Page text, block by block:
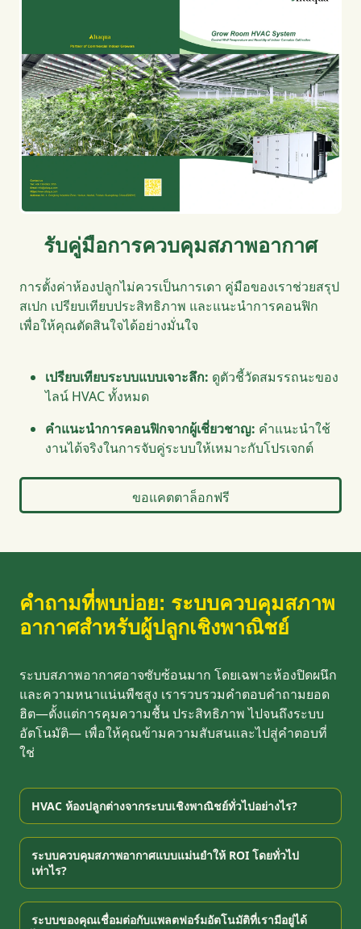
รับคู่มือการควบคุมสภาพอากาศ
การตั้งค่าห้องปลูกไม่ควรเป็นการเดา คู่มือของเราช่วยสรุป
สเปก เปรียบเทียบประสิทธิภาพ และแนะนำการคอนฟิก
เพื่อให้คุณตัดสินใจได้อย่างมั่นใจ
เปรียบเทียบระบบแบบเจาะลึก: ดูตัวชี้วัดสมรรถนะของ
ไลน์ HVAC ทั้งหมด
คำแนะนำการคอนฟิกจากผู้เชี่ยวชาญ: คำแนะนำใช้
งานได้จริงในการจับคู่ระบบให้เหมาะกับโปรเจกต์
ขอแคตตาล็อกฟรี
คำถามที่พบบ่อย: ระบบควบคุมสภาพ
อากาศสำหรับผู้ปลูกเชิงพาณิชย์
ระบบสภาพอากาศอาจซับซ้อนมาก โดยเฉพาะห้องปิดผนึก
และความหนาแน่นพืชสูง เรารวบรวมคำตอบคำถามยอด
ฮิต—ตั้งแต่การคุมความชื้น ประสิทธิภาพ ไปจนถึงระบบ
อัตโนมัติ— เพื่อให้คุณข้ามความสับสนและไปสู่คำตอบที่
ใช่
HVAC ห้องปลูกต่างจากระบบเชิงพาณิชย์ทั่วไปอย่างไร?
ระบบควบคุมสภาพอากาศแบบแม่นยำให้ ROI โดยทั่วไป
เท่าไร?
ระบบของคุณเชื่อมต่อกับแพลตฟอร์มอัตโนมัติที่เรามีอยู่ได้